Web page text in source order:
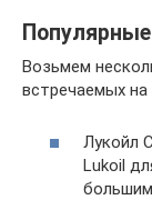
Возьмем
встречаемых на
Лукойл
Lukoil